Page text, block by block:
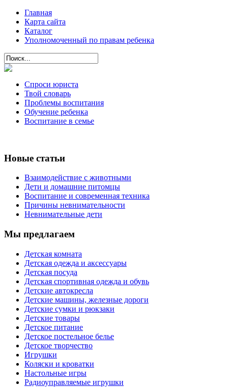
Главная
Карта сайта
Каталог
Уполномоченный по правам ребенка
Спроси юриста
Твой словарь
Проблемы воспитания
Обучение ребенка
Воспитание в семье
Новые статьи
Взаимодействие с животными
Дети и домашние питомцы
Воспитание и современная техника
Причины невнимательности
Невнимательные дети
Мы предлагаем
Детская комната
Детская одежда и аксессуары
Детская посуда
Детская спортивная одежда и обувь
Детские автокресла
Детские машины, железные дороги
Детские сумки и рюкзаки
Детские товары
Детское питание
Детское постельное белье
Детское творчество
Игрушки
Коляски и кроватки
Настольные игры
Радиоуправляемые игрушки